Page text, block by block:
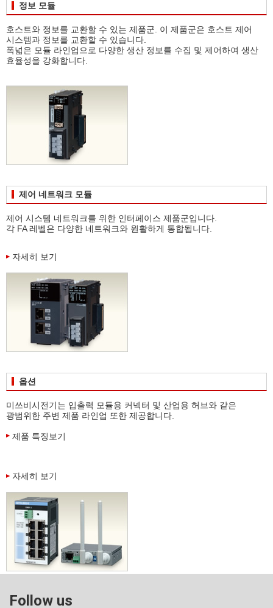
정보 모듈
호스트와 정보를 교환할 수 있는 제품군. 이 제품군은 호스트 제어
시스템과 정보를 교환할 수 있습니다.
폭넓은 모듈 라인업으로 다양한 생산 정보를 수집 및 제어하여 생산
효율성을 강화합니다.
제어 네트워크 모듈
제어 시스템 네트워크를 위한 인터페이스 제품군입니다.
각 FA 레벨은 다양한 네트워크와 원활하게 통합됩니다.
자세히 보기
옵션
미쓰비시전기는 입출력 모듈용 커넥터 및 산업용 허브와 같은
광범위한 주변 제품 라인업 또한 제공합니다.
제품 특징보기
자세히 보기
Follow us